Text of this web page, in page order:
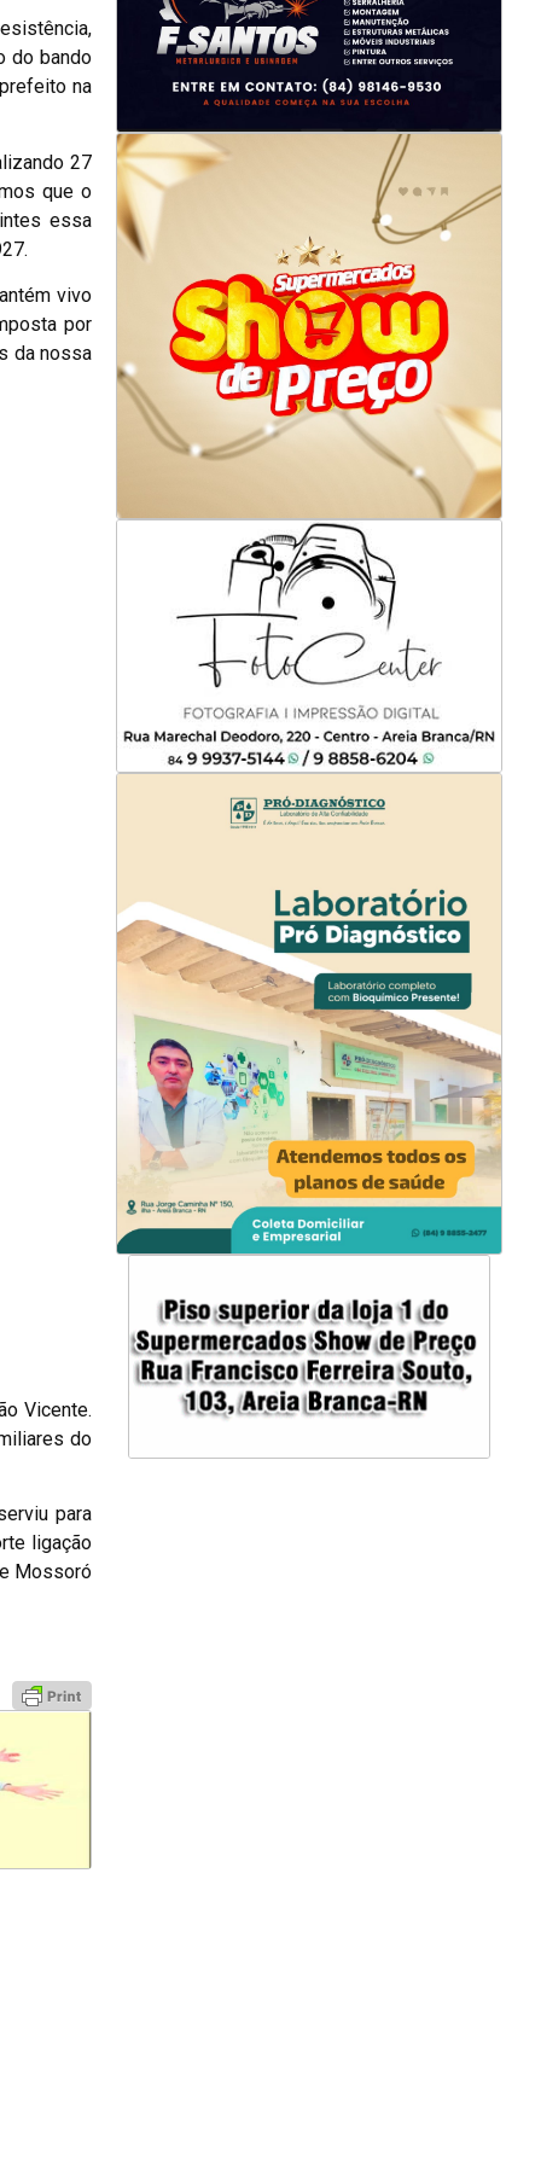
do bando
na
27
que o
essa
vivo
por
da nossa
Vicente.
do
para
ligação
Mossoró